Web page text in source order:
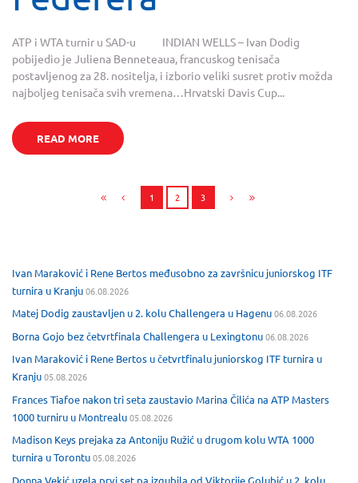
ATP i WTA turnir u SAD-u INDIAN WELLS – Ivan Dodig
pobijedio je Juliena Benneteaua, francuskog tenisača
postavljenog za 28. nositelja, i izborio veliki susret protiv možda
najboljeg tenisača svih vremena…Hrvatski Davis Cup...
READ MORE
1 2 3
Ivan Maraković i Rene Bertos međusobno za završnicu juniorskog ITF
turnira u Kranju06.08.2026
Matej Dodig zaustavljen u 2. kolu Challengera u Hagenu06.08.2026
Borna Gojo bez četvrtfinala Challengera u Lexingtonu06.08.2026
Ivan Maraković i Rene Bertos u četvrtfinalu juniorskog ITF turnira u
Kranju05.08.2026
Frances Tiafoe nakon tri seta zaustavio Marina Čilića na ATP Masters
1000 turniru u Montrealu05.08.2026
Madison Keys prejaka za Antoniju Ružić u drugom kolu WTA 1000
turnira u Torontu05.08.2026
Donna Vekić uzela prvi set pa izgubila od Viktorije Golubić u 2. kolu